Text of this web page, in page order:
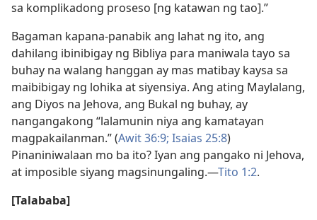
sa komplikadong proseso [ng katawan ng tao].”
Bagaman kapana-panabik ang lahat ng ito, ang
dahilang ibinibigay ng Bibliya para maniwala tayo sa
buhay na walang hanggan ay mas matibay kaysa sa
maibibigay ng lohika at siyensiya. Ang ating Maylalang,
ang Diyos na Jehova, ang Bukal ng buhay, ay
nangangakong “lalamunin niya ang kamatayan
magpakailanman.” (Awit 36:9; Isaias 25:8)
Pinaniniwalaan mo ba ito? Iyan ang pangako ni Jehova,
at imposible siyang magsinungaling.​—Tito 1:2.
[Talababa]